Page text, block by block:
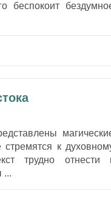
беспокоит
к
трудно отнести
...